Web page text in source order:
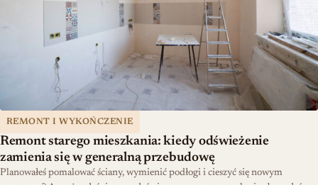
REMONT I WYKOŃCZENIE
Remont starego mieszkania: kiedy odświeżenie
zamienia się w generalną przebudowę
Planowałeś pomalować ściany, wymienić podłogi i cieszyć się nowym